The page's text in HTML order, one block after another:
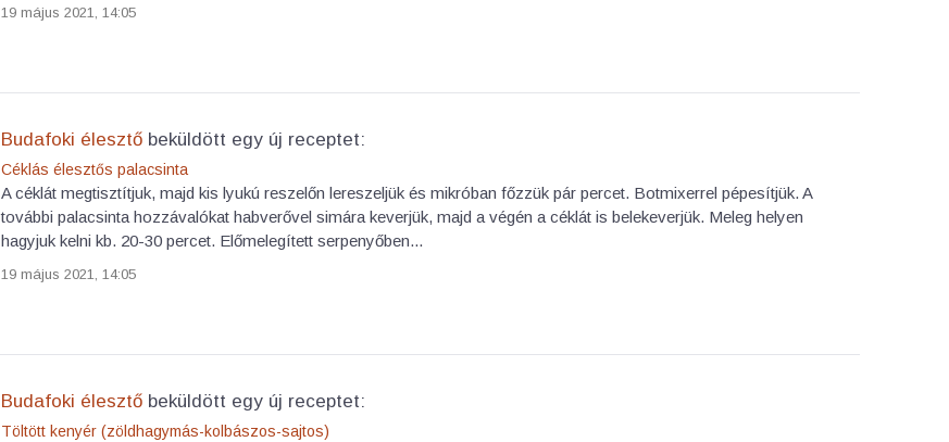
19 május 2021, 14:05
Budafoki élesztő beküldött egy új receptet:
Céklás élesztős palacsinta
A céklát megtisztítjuk, majd kis lyukú reszelőn lereszeljük és mikróban főzzük pár percet. Botmixerrel pépesítjük. A
további palacsinta hozzávalókat habverővel simára keverjük, majd a végén a céklát is belekeverjük. Meleg helyen
hagyjuk kelni kb. 20-30 percet. Előmelegített serpenyőben...
19 május 2021, 14:05
Budafoki élesztő beküldött egy új receptet:
Töltött kenyér (zöldhagymás-kolbászos-sajtos)